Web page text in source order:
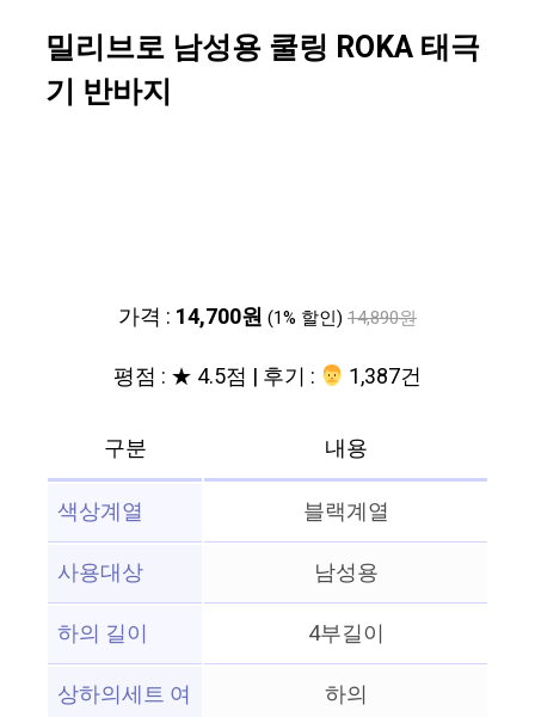
밀리브로 남성용 쿨링 ROKA 태극
기 반바지
가격 : 14,700원 (1% 할인) 14,890원
평점 : ★ 4.5점 | 후기 : ‍‍ 1,387건
구분
내용
색상계열
블랙계열
사용대상
남성용
하의 길이
4부길이
상하의세트 여
하의